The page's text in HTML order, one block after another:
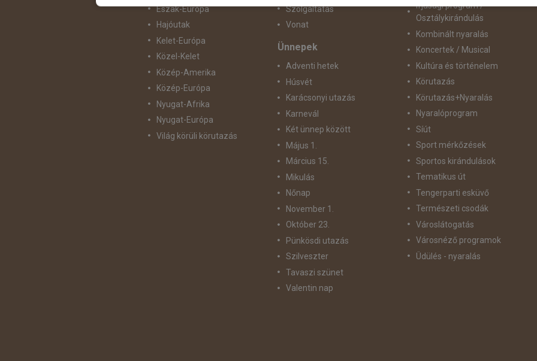
Észak-Európa
Hajóutak
Kelet-Európa
Közel-Kelet
Közép-Amerika
Közép-Európa
Nyugat-Afrika
Nyugat-Európa
Világ körüli körutazás
Szolgáltatás
Vonat
Ünnepek
Adventi hetek
Húsvét
Karácsonyi utazás
Karnevál
Két ünnep között
Május 1.
Március 15.
Mikulás
Nőnap
November 1.
Október 23.
Pünkösdi utazás
Szilveszter
Tavaszi szünet
Valentin nap
Ifjúsági program /
Osztálykirándulás
Kombinált nyaralás
Koncertek / Musical
Kultúra és történelem
Körutazás
Körutazás+Nyaralás
Nyaralóprogram
Síút
Sport mérkőzések
Sportos kirándulások
Tematikus út
Tengerparti esküvő
Természeti csodák
Városlátogatás
Városnéző programok
Üdülés - nyaralás